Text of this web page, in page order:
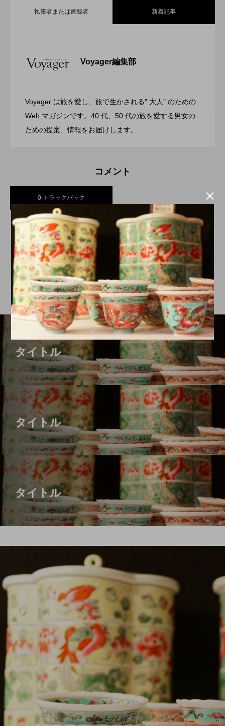
執筆者または連載者 新着記事
Voyager編集部
Voyager は旅を愛し、旅で生かされる" 大人" のための
Web マガジンです。40 代、50 代の旅を愛する男女の
ための提案、情報をお届けします。
Resort 東京ベイ舞浜
今年の夏はラグジュアリーなBBQ体験
2026.07.26 渋谷の真ん中に誕生！築50年のヴィンテ
ンバージョンが際立つSHIFT HOTEL
SHIBUYA JINNAN
コメント
0 トラックバック
トラックバックURL
この記事へのトラックバックはありません。
タイトル
タイトル
タイトル
